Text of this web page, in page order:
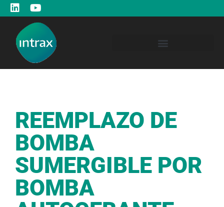
REEMPLAZO DE
BOMBA
SUMERGIBLE POR
BOMBA